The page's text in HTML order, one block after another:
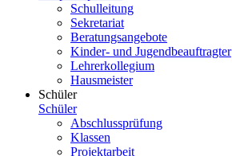
Schulleitung
Sekretariat
Beratungsangebote
Kinder- und Jugendbeauftragter
Lehrerkollegium
Hausmeister
Schüler
Schüler
Abschlussprüfung
Klassen
Projektarbeit